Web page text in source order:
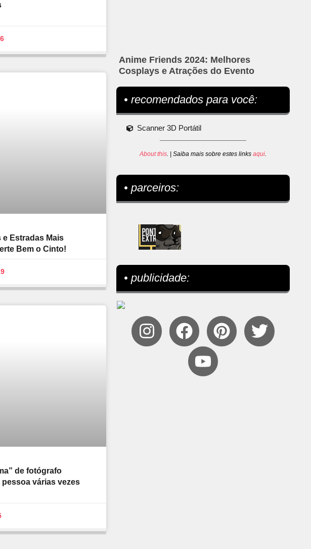
Estradas Mais
Bem o Cinto!
de fotógrafo
várias vezes
Anime Friends 2024: Melhores
Cosplays e Atrações do Evento
• recomendados para você:
Scanner 3D Portátil
About this. | Saiba mais sobre estes linksaqui.
• parceiros:
• publicidade: